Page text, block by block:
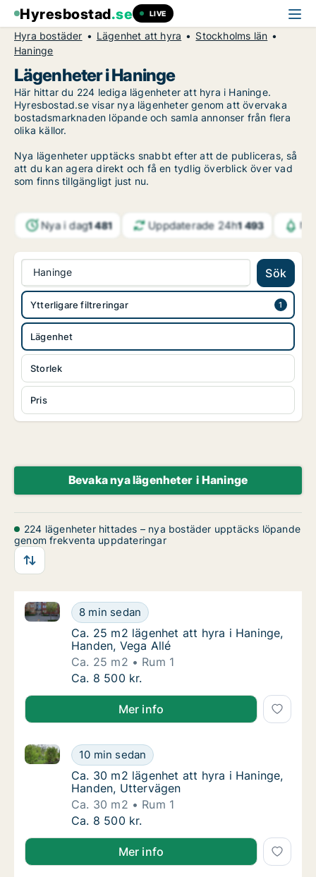
Hyresbostad.se LIVE
Hyra bostäder Lägenhet att hyra
Stockholms län
Haninge
Lägenheter i Haninge
Här hittar du 224 lediga lägenheter att hyra i Haninge.
Hyresbostad.se visar nya lägenheter genom att övervaka
bostadsmarknaden löpande och samla annonser från flera
olika källor.
Nya lägenheter upptäcks snabbt efter att de publiceras, så
att du kan agera direkt och få en tydlig överblick över vad
som finns tillgängligt just nu.
Nya i dag1 481 Uppdaterade 24h1 493
Haninge Sök
Lägenhet
Storlek
Pris
Ytterligare filtreringar
Bevaka nya lägenheter i Haninge
224 lägenheter hittades – nya bostäder upptäcks löpande
genom frekventa uppdateringar
Ca. 25 m2 lägenhet att hyra i Haninge,
8 min sedan
Ca. 25 m2 lägenhet att hyra i Haninge, Handen,
Ca. 25 m2 lägenhet att hyra i Haninge,
Ca. 25 m2 lägenhet att hyra i Haninge,
Handen, Vega Allé
Ca. 25 m2
Rum 1
Ca. 25 m2 lägenhet att hyra i Haninge,
Ca. 8 500 kr.
Mer info
Ca. 30 m2 lägenhet att hyra i Haninge,
10 min sedan
Ca. 30 m2 lägenhet att hyra i Haninge, Handen,
Ca. 30 m2 lägenhet att hyra i Haninge,
Ca. 30 m2 lägenhet att hyra i Haninge,
Handen, Uttervägen
Ca. 30 m2
Rum 1
Ca. 30 m2 lägenhet att hyra i Haninge,
Ca. 8 500 kr.
Mer info